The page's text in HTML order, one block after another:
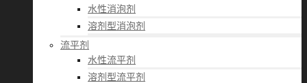
水性消泡剂
溶剂型消泡剂
流平剂
水性流平剂
溶剂型流平剂